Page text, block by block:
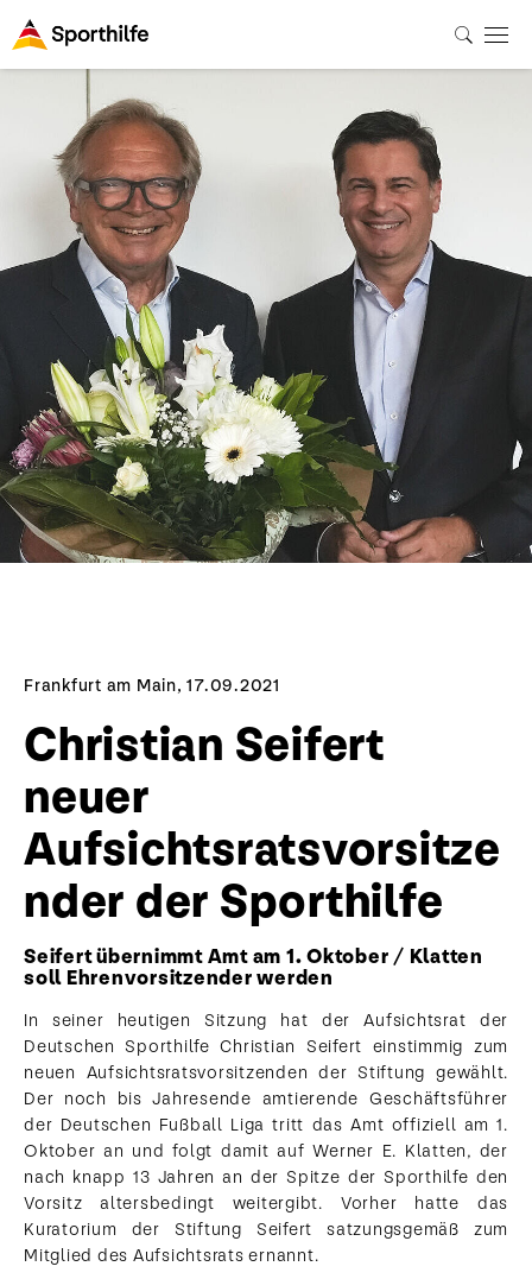
Frankfurt am Main, 17.09.2021
Christian Seifert
neuer
Aufsichtsratsvorsitze
nder der Sporthilfe
Seifert übernimmt Amt am 1. Oktober / Klatten
soll Ehrenvorsitzender werden
In seiner heutigen Sitzung hat der Aufsichtsrat der
Deutschen Sporthilfe Christian Seifert einstimmig zum
neuen Aufsichtsratsvorsitzenden der Stiftung gewählt.
Der noch bis Jahresende amtierende Geschäftsführer
der Deutschen Fußball Liga tritt das Amt offiziell am 1.
Oktober an und folgt damit auf Werner E. Klatten, der
nach knapp 13 Jahren an der Spitze der Sporthilfe den
Vorsitz altersbedingt weitergibt. Vorher hatte das
Kuratorium der Stiftung Seifert satzungsgemäß zum
Mitglied des Aufsichtsrats ernannt.